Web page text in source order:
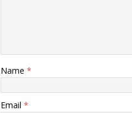
Name *
Email *